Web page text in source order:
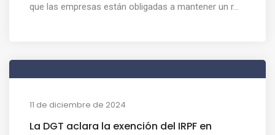
que las empresas están obligadas a mantener un r...
11 de diciembre de 2024
La DGT aclara la exención del IRPF en